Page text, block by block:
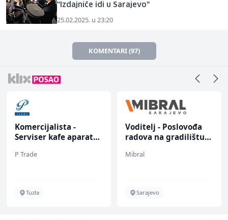
"Izdajniče idi u Sarajevo"
25.02.2025. u 23:20
KOMENTARI (97)
Komercijalista -
Serviser kafe aparata
P Trade
Tuzla
Voditelj - Poslovođa
radova na gradilištu
Mibral
Sarajevo